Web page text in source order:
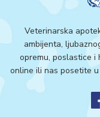
Veterinarska
ambijenta,
opremu, poslastice i
online ili nas posetite